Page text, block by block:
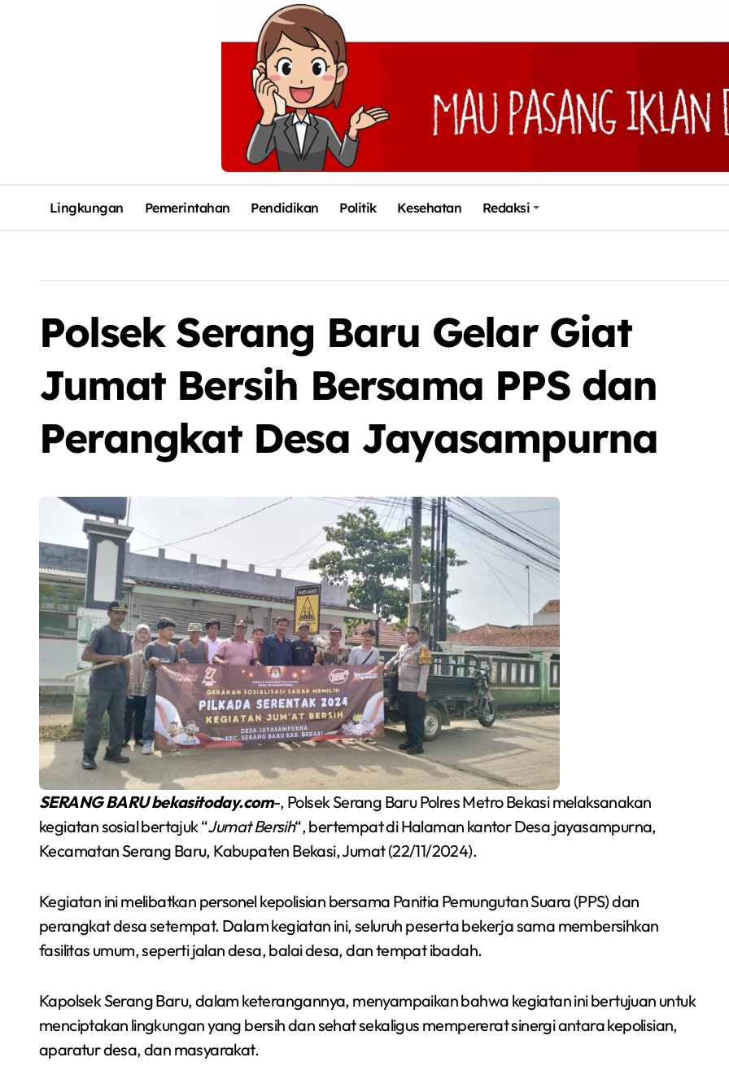
Lingkungan Pemerintahan Pendidikan Politik Kesehatan Redaksi
Polsek Serang Baru Gelar Giat
Jumat Bersih Bersama PPS dan
Perangkat Desa Jayasampurna
SERANG BARU bekasitoday.com-, Polsek Serang Baru Polres Metro Bekasi melaksanakan
kegiatan sosial bertajuk “Jumat Bersih“, bertempat di Halaman kantor Desa jayasampurna,
Kecamatan Serang Baru, Kabupaten Bekasi, Jumat (22/11/2024).
Kegiatan ini melibatkan personel kepolisian bersama Panitia Pemungutan Suara (PPS) dan
perangkat desa setempat. Dalam kegiatan ini, seluruh peserta bekerja sama membersihkan
fasilitas umum, seperti jalan desa, balai desa, dan tempat ibadah.
Kapolsek Serang Baru, dalam keterangannya, menyampaikan bahwa kegiatan ini bertujuan untuk
menciptakan lingkungan yang bersih dan sehat sekaligus mempererat sinergi antara kepolisian,
aparatur desa, dan masyarakat.
Berita Olah Raga Sorot
Semarakkan Budaya
Gowes Malam, Warga
Inisiasi Gerakan Night
Ride Rutin di Babelan
Redaksi Bekasi Today Agu 1, 2026
Berita Event Olah Raga
Cikarang Selatan Raih
Medali Perak di
Redaksi Bekasi Today Jul 30, 2026